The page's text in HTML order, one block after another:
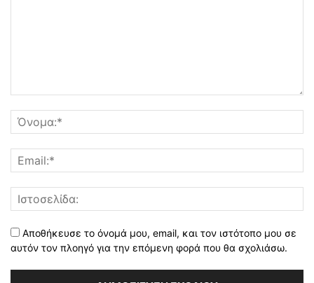
Αποθήκευσε το όνομά μου, email, και τον ιστότοπο μου σε
αυτόν τον πλοηγό για την επόμενη φορά που θα σχολιάσω.